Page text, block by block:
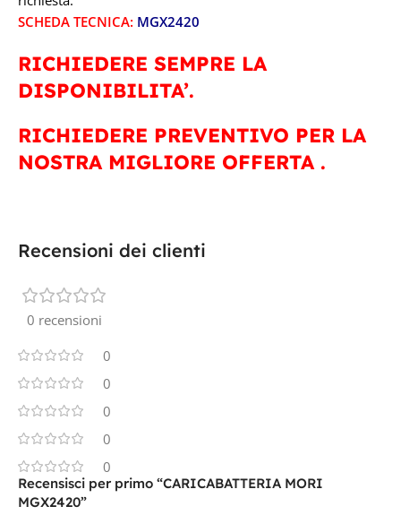
SCHEDA TECNICA: MGX2420
RICHIEDERE SEMPRE LA
DISPONIBILITA’.
RICHIEDERE PREVENTIVO PER LA
NOSTRA MIGLIORE OFFERTA .
Recensioni dei clienti
0 recensioni
0
0
0
0
0
Recensisci per primo “CARICABATTERIA MORI
MGX2420”